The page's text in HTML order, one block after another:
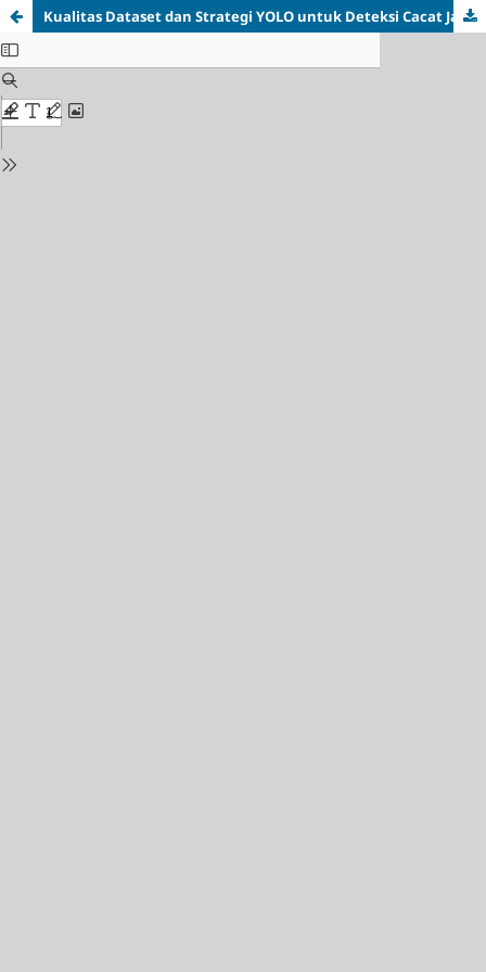
Kualitas Dataset dan Strategi YOLO untuk Deteksi Cacat Jahitan Berukuran Kecil: Tinjauan Literatur Sistematis menuju Inspeksi Bordir